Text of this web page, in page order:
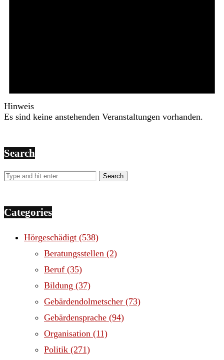
Hinweis
Es sind keine anstehenden Veranstaltungen vorhanden.
Search
Categories
Hörgeschädigt (538)
Beratungsstellen (2)
Beruf (35)
Bildung (37)
Gebärdendolmetscher (73)
Gebärdensprache (94)
Organisation (11)
Politik (271)